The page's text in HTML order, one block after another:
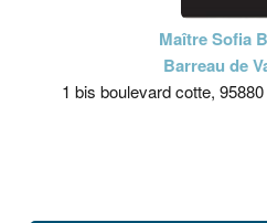
Maître Sofia
Barreau de
1 bis boulevard cotte,